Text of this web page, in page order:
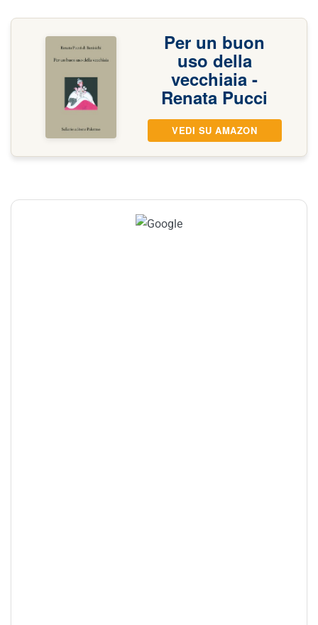
Per un buon
uso della
vecchiaia -
Renata Pucci
VEDI SU AMAZON